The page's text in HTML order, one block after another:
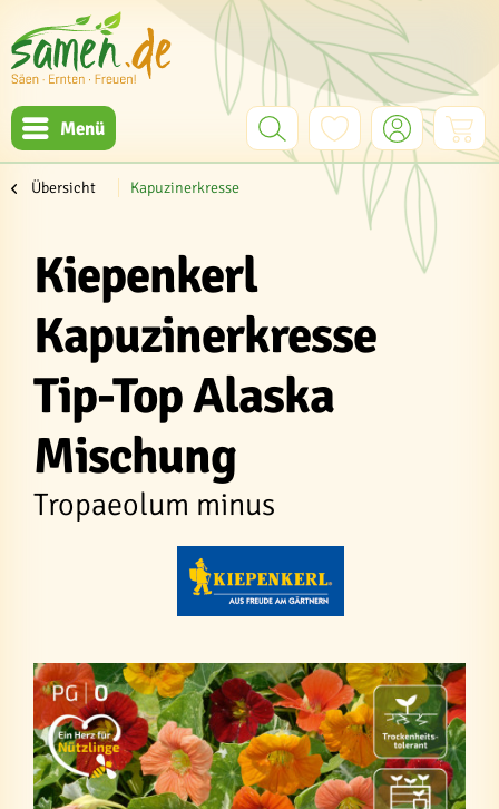
Menü
Übersicht Kapuzinerkresse
Kiepenkerl
Kapuzinerkresse
Tip-Top Alaska
Mischung
Tropaeolum minus